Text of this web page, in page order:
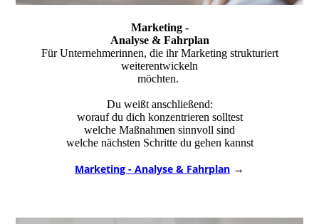
Marketing -
Analyse & Fahrplan
Für Unternehmerinnen, die ihr Marketing strukturiert
weiterentwickeln
möchten.
Du weißt anschließend:
worauf du dich konzentrieren solltest
welche Maßnahmen sinnvoll sind
welche nächsten Schritte du gehen kannst
Marketing - Analyse & Fahrplan →